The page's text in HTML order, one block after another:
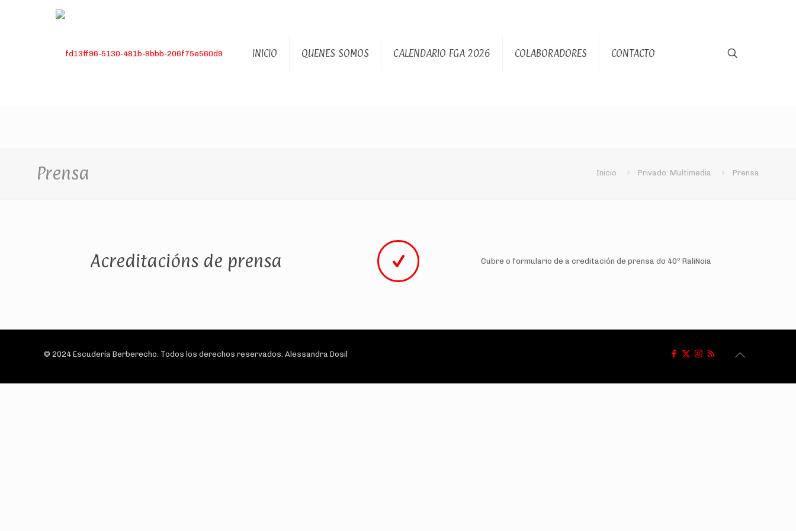
INICIO QUENES SOMOS CALENDARIO FGA 2026 COLABORADORES CONTACTO
Prensa Inicio Privado: Multimedia Prensa
Acreditacións de prensa Cubre o formulario de a creditación de prensa do 40º RaliNoia
© 2024 Escudería Berberecho. Todos los derechos reservados. Alessandra Dosil